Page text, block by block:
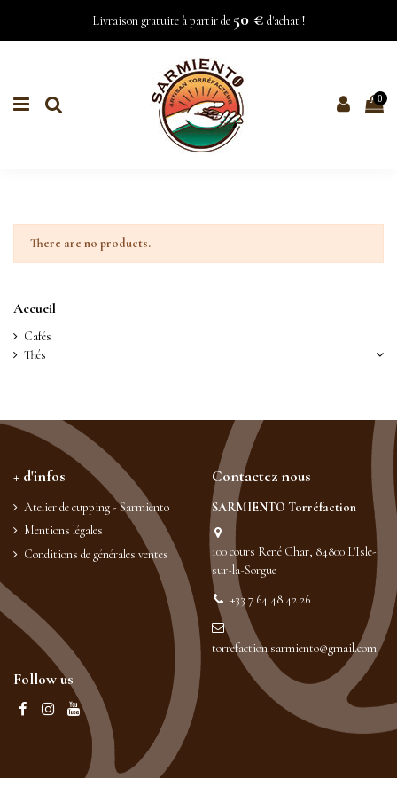
Livraison gratuite à partir de 50 € d'achat !
0
There are no products.
Accueil
Cafés
Thés
+ d'infos
Atelier de cupping - Sarmiento
Mentions légales
Conditions de générales ventes
Contactez nous
SARMIENTO Torréfaction
100 cours René Char, 84800 L'Isle-
sur-la-Sorgue
+33 7 64 48 42 26
torrefaction.sarmiento@gmail.com
Follow us